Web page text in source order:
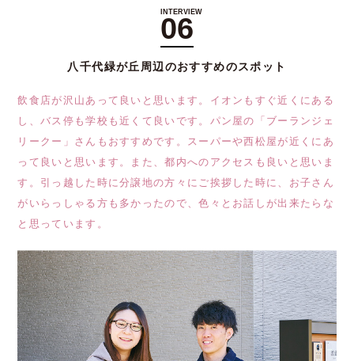
06
八千代緑が丘周辺のおすすめのスポット
飲食店が沢山あって良いと思います。イオンもすぐ近くにある
し、バス停も学校も近くて良いです。パン屋の「ブーランジェ
リークー」さんもおすすめです。スーパーや西松屋が近くにあ
って良いと思います。また、都内へのアクセスも良いと思いま
す。引っ越した時に分譲地の方々にご挨拶した時に、お子さん
がいらっしゃる方も多かったので、色々とお話しが出来たらな
と思っています。